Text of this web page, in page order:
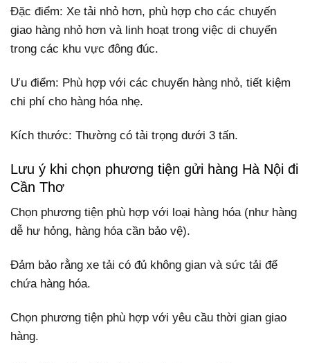
Đặc điểm: Xe tải nhỏ hơn, phù hợp cho các chuyến
giao hàng nhỏ hơn và linh hoạt trong việc di chuyển
trong các khu vực đông đúc.
Ưu điểm: Phù hợp với các chuyến hàng nhỏ, tiết kiệm
chi phí cho hàng hóa nhẹ.
Kích thước: Thường có tải trọng dưới 3 tấn.
Lưu ý khi chọn phương tiện gửi hàng Hà Nội đi
Cần Thơ
Chọn phương tiện phù hợp với loại hàng hóa (như hàng
dễ hư hỏng, hàng hóa cần bảo vệ).
Đảm bảo rằng xe tải có đủ không gian và sức tải để
chứa hàng hóa.
Chọn phương tiện phù hợp với yêu cầu thời gian giao
hàng.